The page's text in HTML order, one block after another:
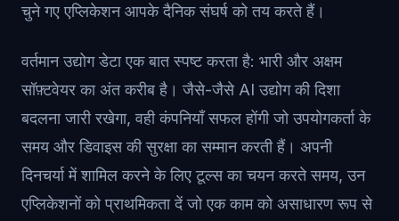
चुने गए एप्लिकेशन आपके दैनिक संघर्ष को तय करते हैं।
वर्तमान उद्योग डेटा एक बात स्पष्ट करता है: भारी और अक्षम
सॉफ़्टवेयर का अंत करीब है। जैसे-जैसे AI उद्योग की दिशा
बदलना जारी रखेगा, वही कंपनियाँ सफल होंगी जो उपयोगकर्ता के
समय और डिवाइस की सुरक्षा का सम्मान करती हैं। अपनी
दिनचर्या में शामिल करने के लिए टूल्स का चयन करते समय, उन
एप्लिकेशनों को प्राथमिकता दें जो एक काम को असाधारण रूप से